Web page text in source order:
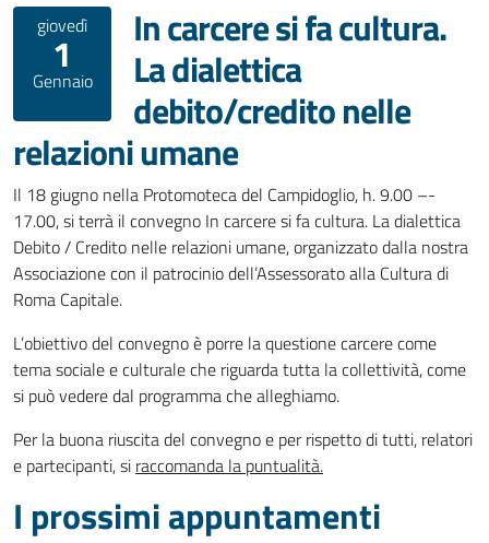
giovedì
1
Gennaio
In carcere si fa cultura.
La dialettica
debito/credito nelle
relazioni umane
Il 18 giugno nella Protomoteca del Campidoglio, h. 9.00 –-
17.00, si terrà il convegno In carcere si fa cultura. La dialettica
Debito / Credito nelle relazioni umane, organizzato dalla nostra
Associazione con il patrocinio dell’Assessorato alla Cultura di
Roma Capitale.
L’obiettivo del convegno è porre la questione carcere come
tema sociale e culturale che riguarda tutta la collettività, come
si può vedere dal programma che alleghiamo.
Per la buona riuscita del convegno e per rispetto di tutti, relatori
e partecipanti, si raccomanda la puntualità.
I prossimi appuntamenti